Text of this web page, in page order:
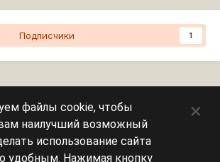
Подписчики 1
файлы cookie, чтобы
наилучший возможный
использование сайта
удобным. Нажимая кнопку
×